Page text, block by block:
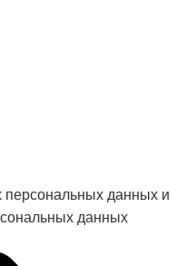
персональных данных и
данных